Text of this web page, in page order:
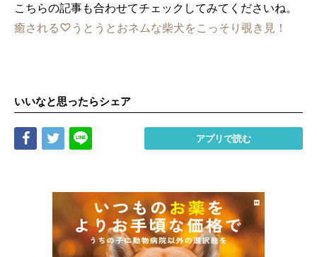
こちらの記事も合わせてチェックしてみてくださいね。
癒される♡うとうとおネムな柴犬をこっそり覗き見！
いいなと思ったらシェア
Share Tweet アプリで読む